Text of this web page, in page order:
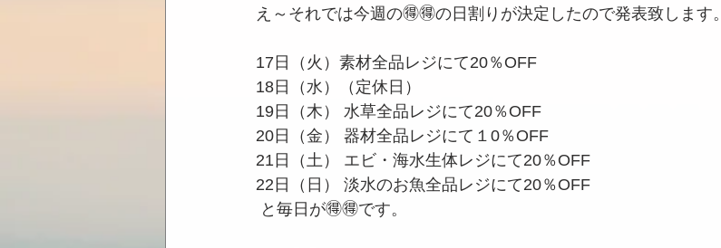
え～それでは今週の🉐🉐の日割りが決定したので発表致します。
17日（火）素材全品レジにて20％OFF
18日（水）（定休日）
19日（木） 水草全品レジにて20％OFF
20日（金） 器材全品レジにて１0％OFF
21日（土） エビ・海水生体レジにて20％OFF
22日（日） 淡水のお魚全品レジにて20％OFF
と毎日が🉐🉐です。